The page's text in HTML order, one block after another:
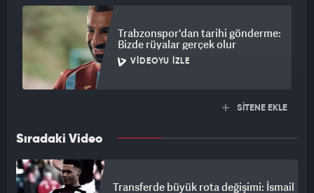
Trabzonspor'dan tarihi gönderme:
Bizde rüyalar gerçek olur
VIDEOYU İZLE
SİTENE EKLE
Sıradaki Video
Transferde büyük rota değişimi: İsmail